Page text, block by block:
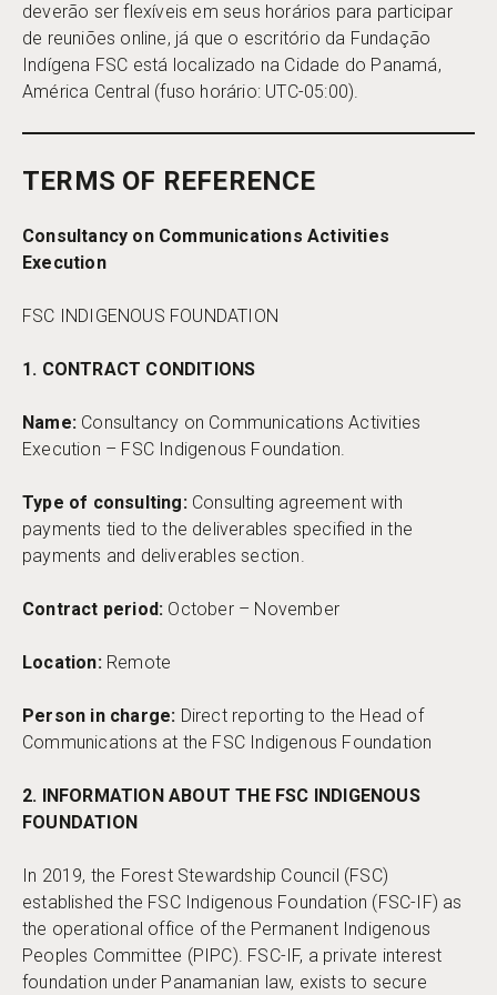
deverão ser flexíveis em seus horários para participar
de reuniões online, já que o escritório da Fundação
Indígena FSC está localizado na Cidade do Panamá,
América Central (fuso horário: UTC-05:00).
TERMS OF REFERENCE
Consultancy on Communications Activities
Execution
FSC INDIGENOUS FOUNDATION
1. CONTRACT CONDITIONS
Name: Consultancy on Communications Activities
Execution – FSC Indigenous Foundation.
Type of consulting: Consulting agreement with
payments tied to the deliverables specified in the
payments and deliverables section.
Contract period: October – November
Location: Remote
Person in charge: Direct reporting to the Head of
Communications at the FSC Indigenous Foundation
2. INFORMATION ABOUT THE FSC INDIGENOUS
FOUNDATION
In 2019, the Forest Stewardship Council (FSC)
established the FSC Indigenous Foundation (FSC-IF) as
the operational office of the Permanent Indigenous
Peoples Committee (PIPC). FSC-IF, a private interest
foundation under Panamanian law, exists to secure